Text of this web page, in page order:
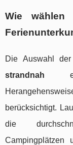
Wie wählen
Die Auswahl
strandnah
berücksichtigt.
die